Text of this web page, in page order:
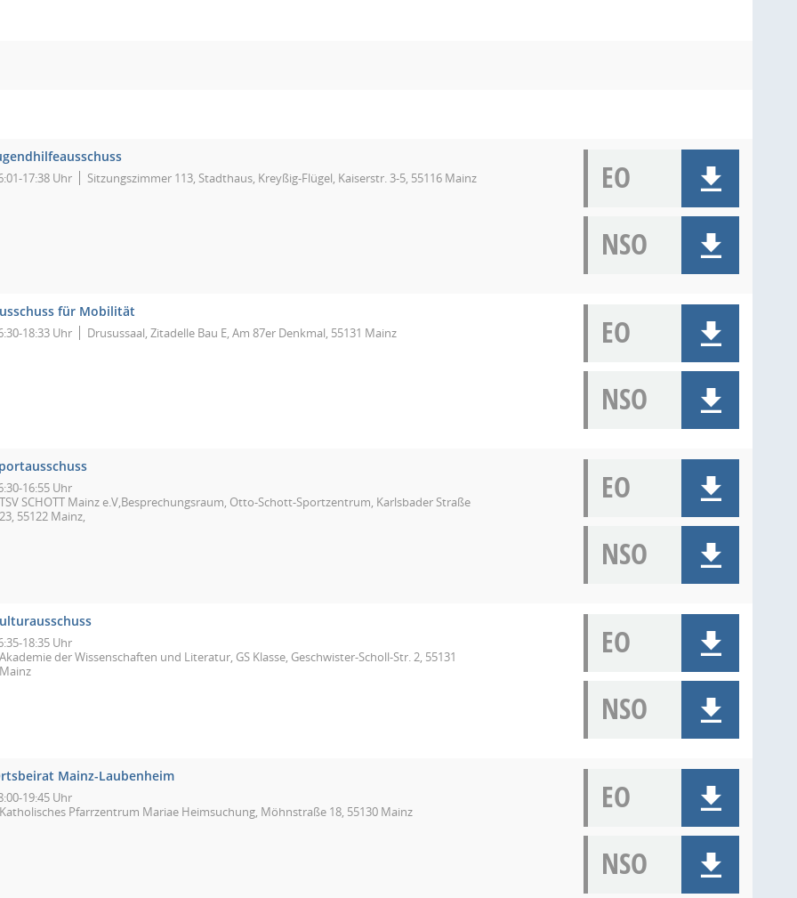
17:38 Uhr Sitzungszimmer 113, Stadthaus, Kreyßig-Flügel, Kaiserstr. 3-5, 55116 Mainz
EO
NSO
für Mobilität
18:33 Uhr Drusussaal, Zitadelle Bau E, Am 87er Denkmal, 55131 Mainz
EO
NSO
16:55 Uhr
TSV SCHOTT Mainz e.V,Besprechungsraum, Otto-Schott-Sportzentrum, Karlsbader Straße
23, 55122 Mainz,
EO
NSO
18:35 Uhr
Akademie der Wissenschaften und Literatur, GS Klasse, Geschwister-Scholl-Str. 2, 55131
Mainz
EO
NSO
Mainz-Laubenheim
19:45 Uhr
Katholisches Pfarrzentrum Mariae Heimsuchung, Möhnstraße 18, 55130 Mainz
EO
NSO